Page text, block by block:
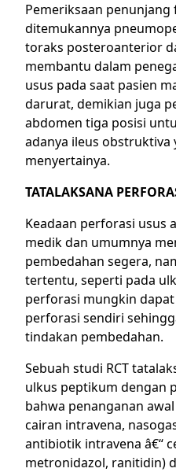
Pemeriksaan penunjang
ditemukannya
toraks posteroanterior
membantu dalam
usus pada saat pasien
darurat, demikian juga
abdomen tiga posisi
adanya ileus obstruktiva
menyertainya.
TATALAKSANA
Keadaan perforasi usus
medik dan umumnya
pembedahan segera,
tertentu, seperti pada
perforasi mungkin
perforasi sendiri
tindakan pembedahan.
Sebuah studi RCT
ulkus peptikum dengan
bahwa penanganan
cairan intravena,
antibiotik intravena â€“
metronidazol, ranitidin)